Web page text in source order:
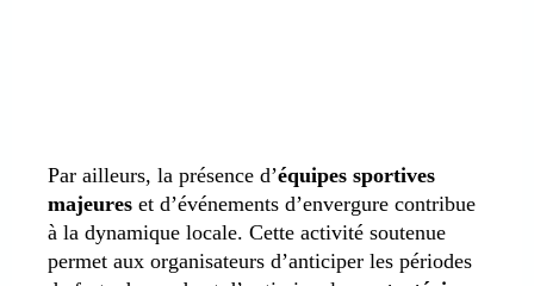
Par ailleurs, la présence d’équipes sportives
majeures et d’événements d’envergure contribue
à la dynamique locale. Cette activité soutenue
permet aux organisateurs d’anticiper les périodes